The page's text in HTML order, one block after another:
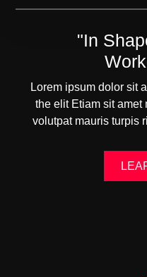
"In
Lorem ipsum dolor sit
the elit Etiam sit amet
volutpat mauris turpis